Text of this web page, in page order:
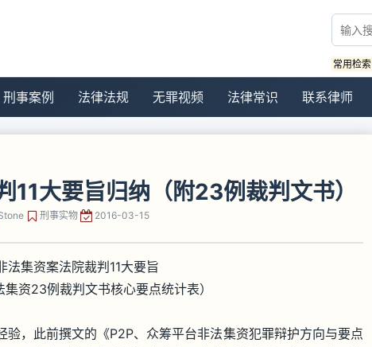
常用检索
刑事案例 法律法规 无罪视频 法律常识 联系律师
11大要旨归纳（附23例裁判文书）
刑事实物 2016-03-15
法集资案法院裁判11大要旨
集资23例裁判文书核心要点统计表）
，此前撰文的《P2P、众筹平台非法集资犯罪辩护方向与要点